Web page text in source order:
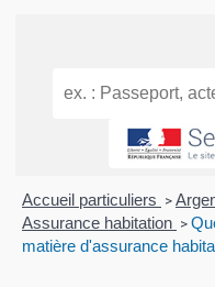
Accueil particuliers >
Assurance habitation >
matière d'assurance